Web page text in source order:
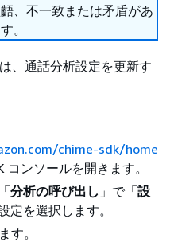
、不一致または矛盾があ
。
、通話分析設定を更新す
chime-sdk/home
コンソールを開きます。
「分析の呼び出し 」で「設
定を選択します。
す。